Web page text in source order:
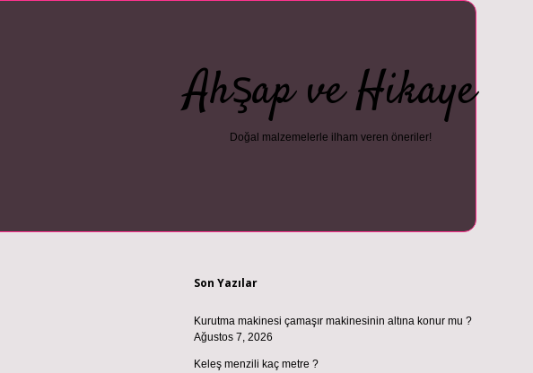
Ahşap ve Hikaye
Doğal malzemelerle ilham veren öneriler!
Son Yazılar
Kurutma makinesi çamaşır makinesinin altına konur mu ?
Ağustos 7, 2026
Keleş menzili kaç metre ?